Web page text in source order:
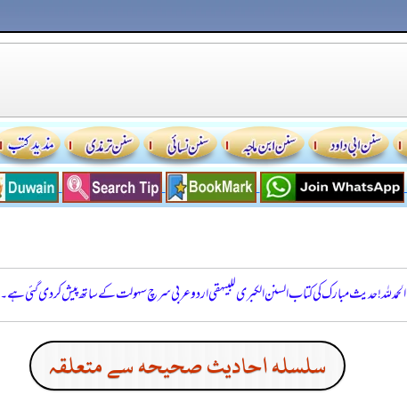
الحمدللہ! حدیث مبارک کی کتاب السنن الكبرى للبيهقي اردو عربی سرچ سہولت کے ساتھ پیش کر دی گئی ہے۔
سلسله احاديث صحيحه سے متعلقہ